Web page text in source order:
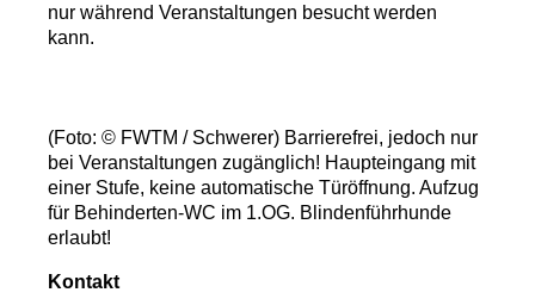
nur während Veranstaltungen besucht werden
kann.
(Foto: © FWTM / Schwerer) Barrierefrei, jedoch nur
bei Veranstaltungen zugänglich! Haupteingang mit
einer Stufe, keine automatische Türöffnung. Aufzug
für Behinderten-WC im 1.OG. Blindenführhunde
erlaubt!
Kontakt